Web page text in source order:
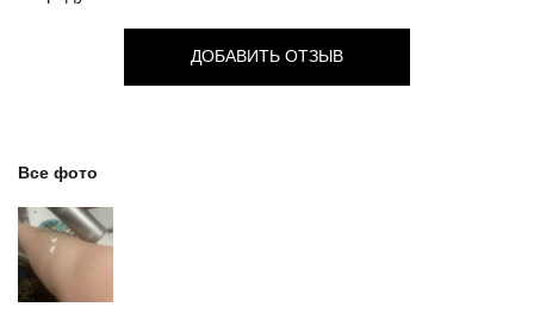
ДОБАВИТЬ ОТЗЫВ
Все фото